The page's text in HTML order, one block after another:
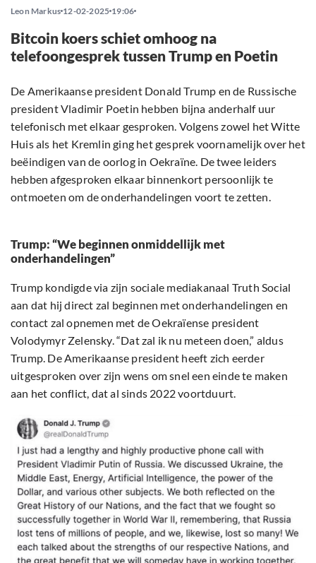
Leon Markus 12-02-2025 19:06
Bitcoin koers schiet omhoog na
telefoongesprek tussen Trump en Poetin
De Amerikaanse president Donald Trump en de Russische
president Vladimir Poetin hebben bijna anderhalf uur
telefonisch met elkaar gesproken. Volgens zowel het Witte
Huis als het Kremlin ging het gesprek voornamelijk over het
beëindigen van de oorlog in Oekraïne. De twee leiders
hebben afgesproken elkaar binnenkort persoonlijk te
ontmoeten om de onderhandelingen voort te zetten.
Trump: “We beginnen onmiddellijk met
onderhandelingen”
Trump kondigde via zijn sociale mediakanaal Truth Social
aan dat hij direct zal beginnen met onderhandelingen en
contact zal opnemen met de Oekraïense president
Volodymyr Zelensky. “Dat zal ik nu meteen doen,” aldus
Trump. De Amerikaanse president heeft zich eerder
uitgesproken over zijn wens om snel een einde te maken
aan het conflict, dat al sinds 2022 voortduurt.